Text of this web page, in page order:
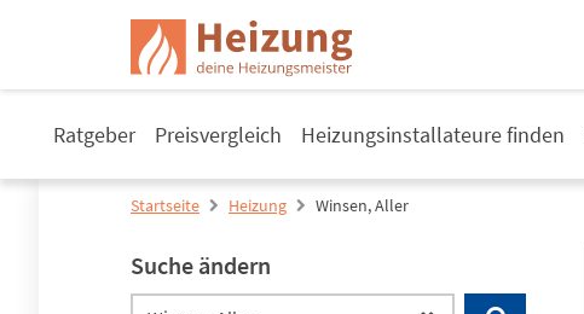
Ratgeber Preisvergleich Heizungsinstallateure finden
Startseite Heizung Winsen, Aller
Suche ändern